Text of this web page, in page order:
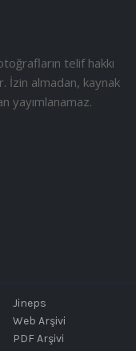
telif hakkı
İzin almadan, kaynak
yayımlanamaz.
Jineps
Web Arşivi
PDF Arşivi